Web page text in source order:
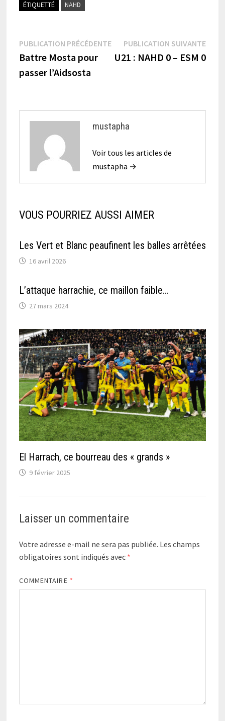
ÉTIQUETTÉ NAHD
Navigation
de
l’article
PUBLICATION PRÉCÉDENTEPublication
précédente :
Battre Mosta pour
passer l’Aidsosta
PUBLICATION SUIVANTE
U21 : NAHD 0 – ESM 0
mustapha
Voir tous les articles de
mustapha →
VOUS POURRIEZ AUSSI AIMER
Les Vert et Blanc peaufinent les balles arrêtées
16 avril 2026
L’attaque harrachie, ce maillon faible…
27 mars 2024
El Harrach, ce bourreau des « grands »
9 février 2025
Laisser un commentaire
Votre adresse e-mail ne sera pas publiée. Les champs
obligatoires sont indiqués avec *
COMMENTAIRE *